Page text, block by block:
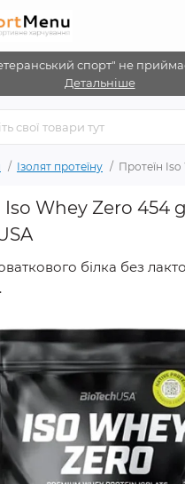
спорт" не
Детальніше
Ізолят протеїну Протеїн
Iso Whey Zero 454
білка без